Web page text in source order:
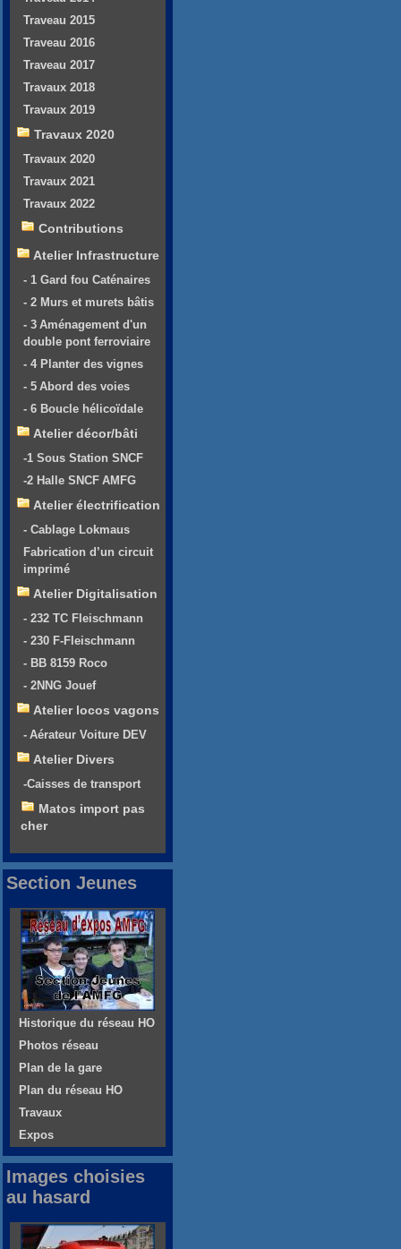
Traveau 2015
Traveau 2016
Traveau 2017
Travaux 2018
Travaux 2019
Travaux 2020
Travaux 2020
Travaux 2021
Travaux 2022
Contributions
Atelier Infrastructure
- 1 Gard fou Caténaires
- 2 Murs et murets bâtis
- 3 Aménagement d'un
double pont ferroviaire
- 4 Planter des vignes
- 5 Abord des voies
- 6 Boucle hélicoïdale
Atelier décor/bâti
-1 Sous Station SNCF
-2 Halle SNCF AMFG
Atelier électrification
- Cablage Lokmaus
Fabrication d’un circuit
imprimé
Atelier Digitalisation
- 232 TC Fleischmann
- 230 F-Fleischmann
- BB 8159 Roco
- 2NNG Jouef
Atelier locos vagons
- Aérateur Voiture DEV
Atelier Divers
-Caisses de transport
Matos import pas
cher
Section Jeunes
Historique du réseau HO
Photos réseau
Plan de la gare
Plan du réseau HO
Travaux
Expos
Images choisies
au hasard